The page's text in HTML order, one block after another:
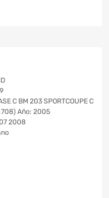
C BM 203 SPORTCOUPE C
Año: 2005
2008